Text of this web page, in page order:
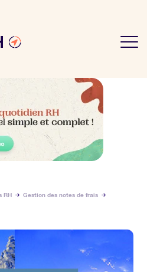
RH
Gestion des notes de frais